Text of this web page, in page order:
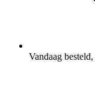
Vandaag besteld,